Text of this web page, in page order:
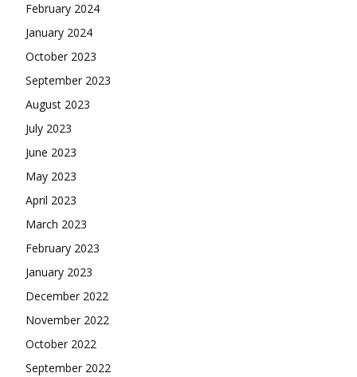
February 2024
January 2024
October 2023
September 2023
August 2023
July 2023
June 2023
May 2023
April 2023
March 2023
February 2023
January 2023
December 2022
November 2022
October 2022
September 2022